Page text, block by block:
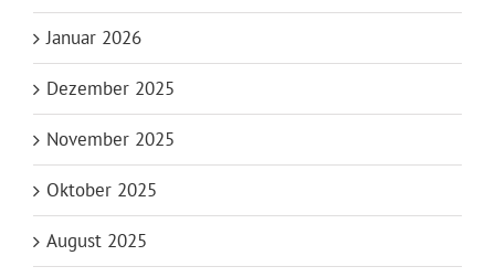
Januar 2026
Dezember 2025
November 2025
Oktober 2025
August 2025